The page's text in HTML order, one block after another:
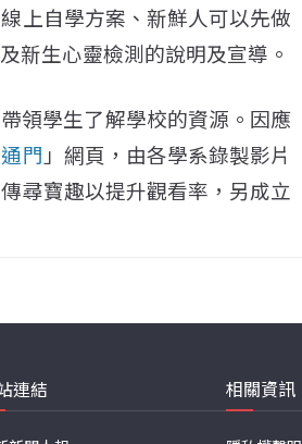
上自學方案、新鮮人可以先做
新生心靈檢測的說明及宣導。
領學生了解學校的資源。因應
門 」網頁，由各學系錄製影片
尋寶趣以提升觀看率，另成立
連結 相關資訊